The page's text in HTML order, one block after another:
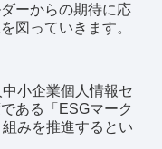
ーからの期待に応
図っていきます。
小企業個人情報セ
ある「ESGマーク
みを推進するとい